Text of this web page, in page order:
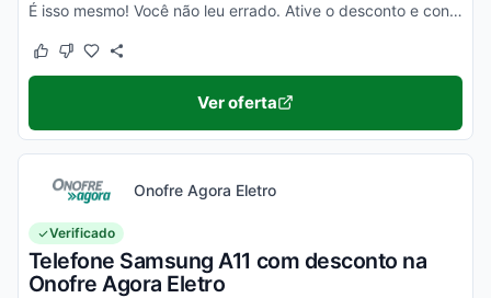
É isso mesmo! Você não leu errado. Ative o desconto e confira essa novidade!
Este cupom funcionou
Este cupom não funcionou
Ver oferta
Onofre Agora Eletro
Verificado
Telefone Samsung A11 com desconto na
Onofre Agora Eletro